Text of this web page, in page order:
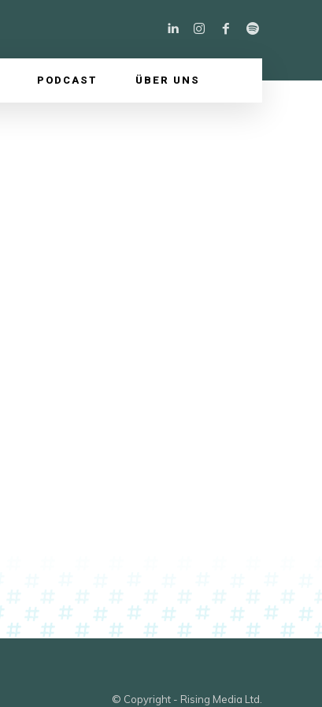
PODCAST ÜBER UNS
© Copyright - Rising Media Ltd.